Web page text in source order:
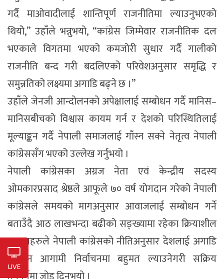
गर्दै माओवादीलाई शान्तिपूर्ण राजनीतिमा ल्याउनुभएको
थियोे,” उहाँले भन्नुभयो, “कांग्रेस जिम्मेवार राजनीतिक दल
भएकाले विगतमा भएको कमजोरी सुधार गर्दै गालीको
राजनीति बन्द गरी बदलिएको परिवेशअनुसार समृद्धि र
समुन्नतिको लक्ष्यमा अगाडि बढ्ने छ ।”
उहाँले जेनजी आन्दोलनको अपेक्षालाई सम्बोधन गर्दै मानिस–
मानिसबीचको विश्वास कायम गर्न र देशको परिस्थितिलाई
मूल्याङ्कन गर्दै नेपाली समाजलाई गाँस्न सक्ने नेतृत्व नेपाली
कांग्रेससँग भएको उल्लेख गर्नुभयो ।
नेपाली कांग्रेसका अग्रज नेता एवं केन्द्रीय सदस्य
ओमकारप्रसाद श्रेष्ठले आफूले ७० वर्ष योगदान गरेको नेपाली
कांग्रेसले समयको मागअनुसार आवाजलाई सम्बोधन गर्ने
बताउँदै आठ लाखभन्दा बढीको सङ्ख्यामा रहेका क्रियाशील
सदस्यहरुले नेपाली कांग्रेसको नीतिअनुसार देशलाई अगाडि
बढाउन आगामी निर्वाचनमा बहुमत ल्याउनेगरी सक्रिय
LIVE